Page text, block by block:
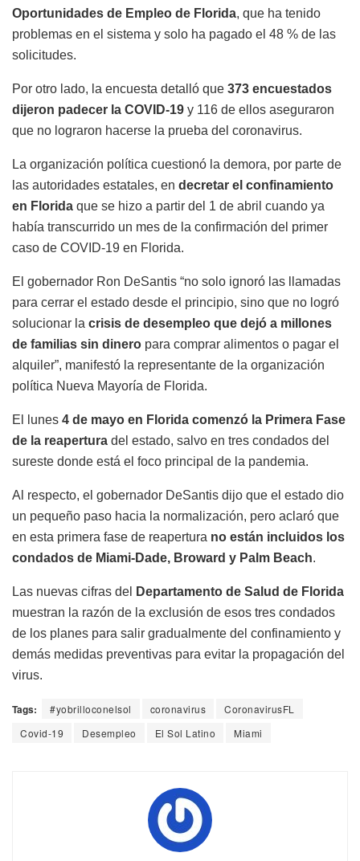
Oportunidades de Empleo de Florida, que ha tenido
problemas en el sistema y solo ha pagado el 48 % de las
solicitudes.
Por otro lado, la encuesta detalló que 373 encuestados
dijeron padecer la COVID-19 y 116 de ellos aseguraron
que no lograron hacerse la prueba del coronavirus.
La organización política cuestionó la demora, por parte de
las autoridades estatales, en decretar el confinamiento
en Florida que se hizo a partir del 1 de abril cuando ya
había transcurrido un mes de la confirmación del primer
caso de COVID-19 en Florida.
El gobernador Ron DeSantis “no solo ignoró las llamadas
para cerrar el estado desde el principio, sino que no logró
solucionar la crisis de desempleo que dejó a millones
de familias sin dinero para comprar alimentos o pagar el
alquiler”, manifestó la representante de la organización
política Nueva Mayoría de Florida.
El lunes 4 de mayo en Florida comenzó la Primera Fase
de la reapertura del estado, salvo en tres condados del
sureste donde está el foco principal de la pandemia.
Al respecto, el gobernador DeSantis dijo que el estado dio
un pequeño paso hacia la normalización, pero aclaró que
en esta primera fase de reapertura no están incluidos los
condados de Miami-Dade, Broward y Palm Beach.
Las nuevas cifras del
Departamento de Salud de Florida
muestran la razón de la exclusión de esos tres condados
de los planes para salir gradualmente del confinamiento y
demás medidas preventivas para evitar la propagación del
virus.
Tags: #yobrilloconelsol coronavirus
CoronavirusFL
Covid-19
Desempleo El Sol Latino Miami